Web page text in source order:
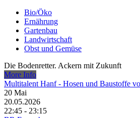
Bio/Öko
Ernährung
Gartenbau
Landwirtschaft
Obst und Gemüse
Die Bodenretter. Ackern mit Zukunft
More Info
Multitalent Hanf - Hosen und Baustoffe
20 Mai
20.05.2026
22:45 - 23:15